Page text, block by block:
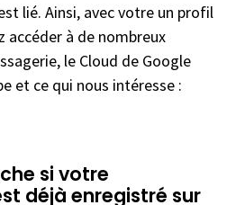
lié. Ainsi, avec votre un profil
accéder à de nombreux
le Cloud de Google
et ce qui nous intéresse :
si votre
déjà enregistré sur